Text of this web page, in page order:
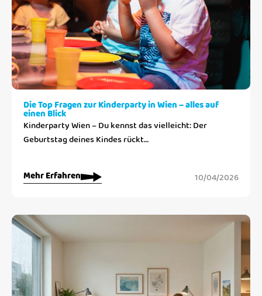
Die Top Fragen zur Kinderparty in Wien – alles auf
einen Blick
Kinderparty Wien – Du kennst das vielleicht: Der
Geburtstag deines Kindes rückt…
Mehr Erfahren 10/04/2026